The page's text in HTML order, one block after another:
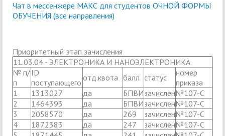
Чат в мессенжере МАКС для студентов ОЧНОЙ ФОРМЫ
ОБУЧЕНИЯ (все направления)
Приоритетный этап зачисления
11.03.04 - ЭЛЕКТРОНИКА И НАНОЭЛЕКТРОНИКА
№ п/
п
ID
поступающего отд.квота балл статус
номер
приказа
1
1313027 да БПВИзачислен№107-С
2
1464393 да БПВИзачислен№107-С
3
2058570 да 269 зачислен№107-С
4
1872383 да 247 зачислен№107-С